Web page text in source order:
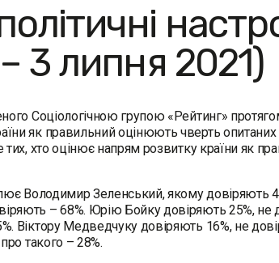
3 липня 2021)
Соціологічною групою «Рейтинг»
як правильний оцінюють чверть
тих, хто оцінює напрям розвитку країни як
Володимир Зеленський, якому довіряють
– 68%. Юрію Бойку довіряють 25%,
Віктору Медведчуку довіряють 16%, не
такого – 28%.